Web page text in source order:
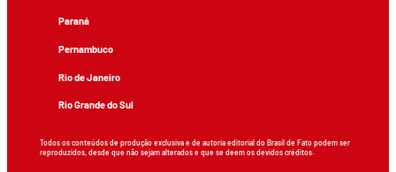
Paraná
Pernambuco
Rio de Janeiro
Rio Grande do Sul
Todos os conteúdos de produção exclusiva e de autoria editorial do Brasil de Fato podem ser
reproduzidos, desde que não sejam alterados e que se deem os devidos créditos.